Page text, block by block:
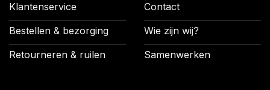
Klantenservice
Bestellen & bezorging
Retourneren & ruilen
Contact
Wie zijn wij?
Samenwerken